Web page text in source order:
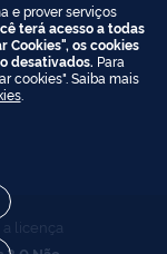
licença
e prover serviços
terá acesso a todas
Cookies", os cookies
desativados. Para
cookies". Saiba mais
.